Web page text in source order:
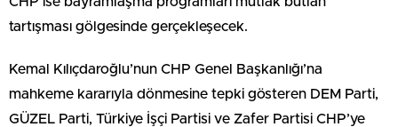
tartışması gölgesinde gerçekleşecek.
Kemal Kılıçdaroğlu’nun CHP Genel Başkanlığı’na
mahkeme kararıyla dönmesine tepki gösteren DEM Parti,
GÜZEL Parti, Türkiye İşçi Partisi ve Zafer Partisi CHP’ye